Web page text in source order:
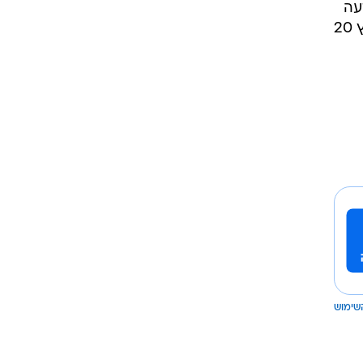
הציבורית תכנית סאטירה אחת בטלוויזיה. מה שכן, אין פה ממש תחרות כי כשהם משדרים בערוץ 20